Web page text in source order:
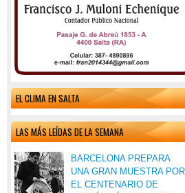
EL CLIMA EN SALTA
LAS MÁS LEÍDAS DE LA SEMANA
BARCELONA PREPARA
UNA GRAN MUESTRA POR
EL CENTENARIO DE